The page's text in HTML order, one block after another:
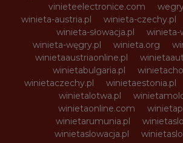
vinieteelectronice.com
winieta-austria.pl
winieta-czechy.pl
winieta-słowacja.pl
winieta-
winieta-węgry.pl
winieta.org
winietaaustriaonline.pl
winietabulgaria.pl
winietaczechy.pl
winietaestonia.pl
winietalotwa.pl
winietaonline.com
winietarumunia.pl
winietaslowacja.pl